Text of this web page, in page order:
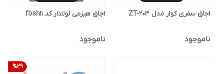
اجاق سفری کوار مدل ZT-203
ناموجود
اجاق هیزمی لولادار کد fbsh11
ناموجود
%29